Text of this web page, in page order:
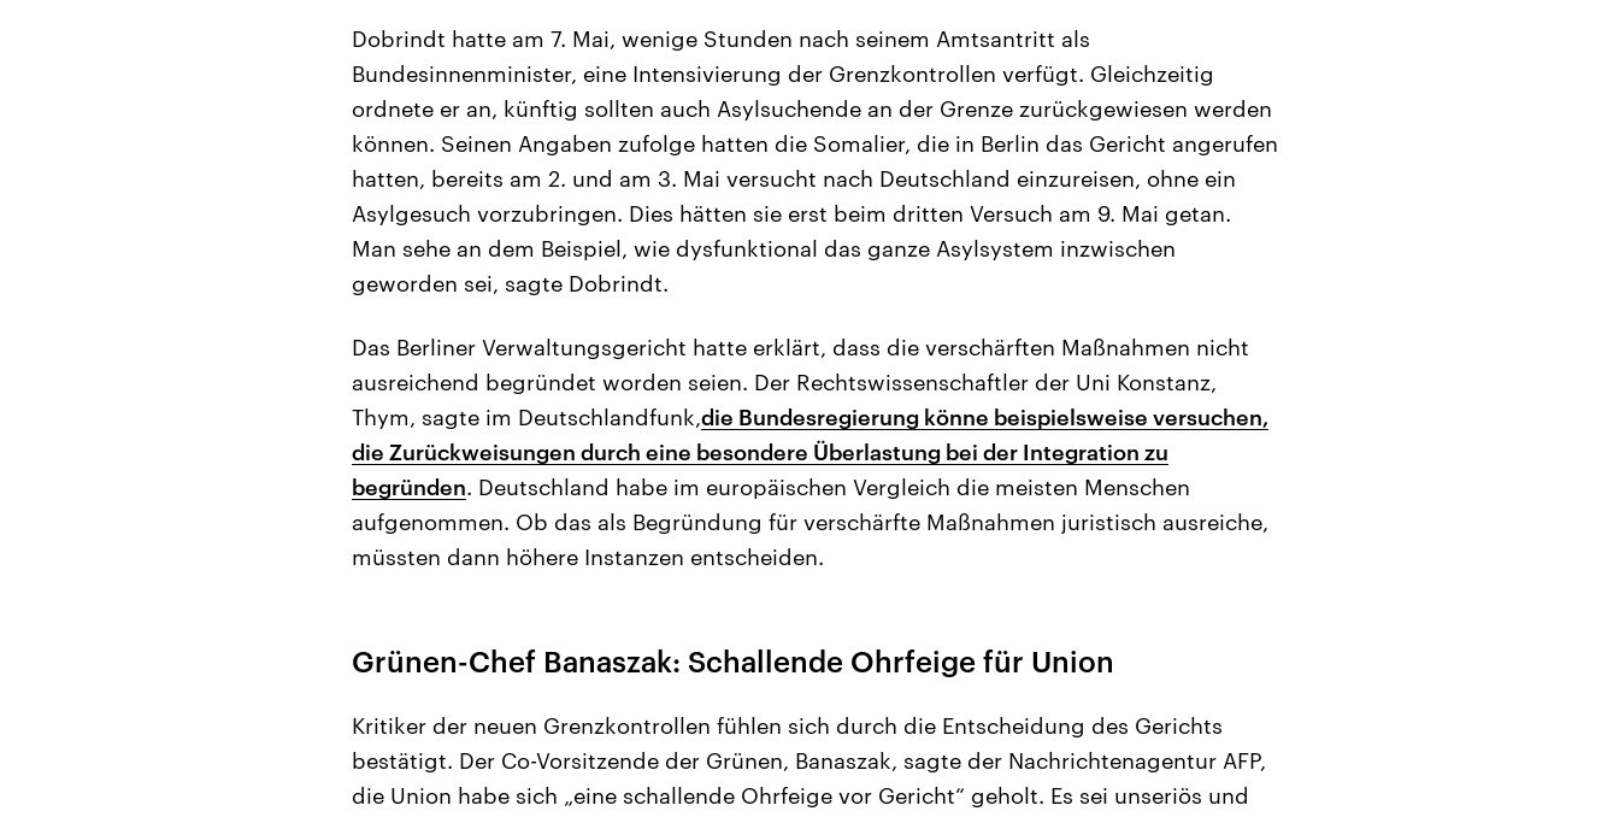
Dobrindt hatte am 7. Mai, wenige Stunden nach seinem Amtsantritt als
Bundesinnenminister, eine Intensivierung der Grenzkontrollen verfügt. Gleichzeitig
ordnete er an, künftig sollten auch Asylsuchende an der Grenze zurückgewiesen werden
können. Seinen Angaben zufolge hatten die Somalier, die in Berlin das Gericht angerufen
hatten, bereits am 2. und am 3. Mai versucht nach Deutschland einzureisen, ohne ein
Asylgesuch vorzubringen. Dies hätten sie erst beim dritten Versuch am 9. Mai getan.
Man sehe an dem Beispiel, wie dysfunktional das ganze Asylsystem inzwischen
geworden sei, sagte Dobrindt.
Das Berliner Verwaltungsgericht hatte erklärt, dass die verschärften Maßnahmen nicht
ausreichend begründet worden seien. Der Rechtswissenschaftler der Uni Konstanz,
Thym, sagte im Deutschlandfunk,die Bundesregierung könne beispielsweise versuchen,
die Zurückweisungen durch eine besondere Überlastung bei der Integration zu
begründen. Deutschland habe im europäischen Vergleich die meisten Menschen
aufgenommen. Ob das als Begründung für verschärfte Maßnahmen juristisch ausreiche,
müssten dann höhere Instanzen entscheiden.
Grünen-Chef Banaszak: Schallende Ohrfeige für Union
Kritiker der neuen Grenzkontrollen fühlen sich durch die Entscheidung des Gerichts
bestätigt. Der Co-Vorsitzende der Grünen, Banaszak, sagte der Nachrichtenagentur AFP,
die Union habe sich „eine schallende Ohrfeige vor Gericht“ geholt. Es sei unseriös und